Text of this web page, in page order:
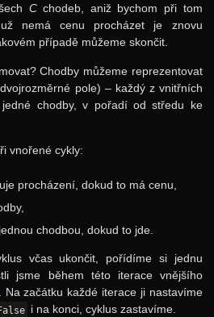
Cchodeb, aniž bychom při tom
nemá cenu procházet je znovu
případě můžeme skončit.
Chodby můžeme reprezentovat
pole) – každý z vnitřních
chodby, v pořadí od středu ke
vnořené cykly:
procházení, dokud to má cenu,
chodbou, dokud to jde.
včas ukončit, pořídíme si jednu
jsme během této iterace vnějšího
Na začátku každé iterace ji nastavíme
i na konci, cyklus zastavíme.